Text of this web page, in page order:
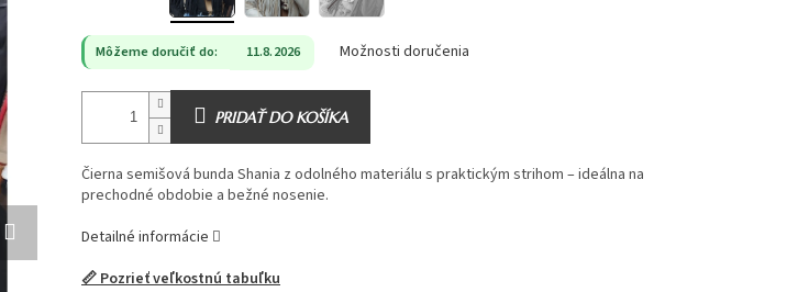
Môžeme doručiť do: 11.8.2026 Možnosti doručenia
PRIDAŤ DO KOŠÍKA
Čierna semišová bunda Shania z odolného materiálu s praktickým strihom – ideálna na
prechodné obdobie a bežné nosenie.
Detailné informácie
📏 Pozrieť veľkostnú tabuľku